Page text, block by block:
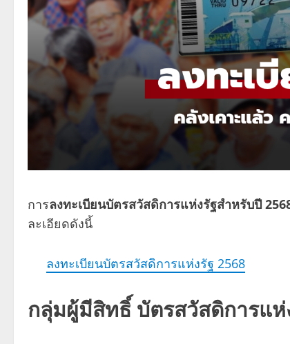
การลงทะเบียนบัตรสวัสดิการแห่งรัฐสำหรับปี
ละเอียดดังนี้
ลงทะเบียนบัตรสวัสดิการแห่งรัฐ 2568
กลุ่มผู้มีสิทธิ์ บัตรสวัสดิการแ